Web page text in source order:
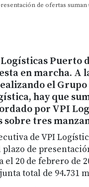
de ofertas
Puerto
en marcha. A
el
hay que
por VPI
tres
de VPI
de
el 20 de febrero de
total de 94.731